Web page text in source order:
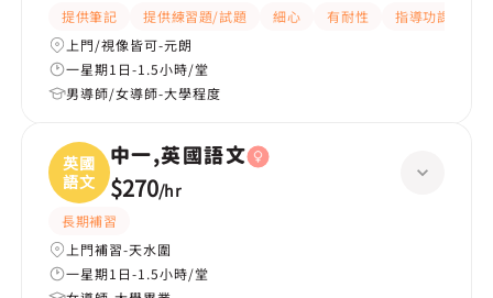
提供筆記 提供練習題/試題 細心 有耐性 指導功課
上門/視像皆可-元朗
一星期1日-1.5小時/堂
男導師/女導師-大學程度
英國
語文
中一,英國語文
$270/hr
長期補習
上門補習-天水圍
一星期1日-1.5小時/堂